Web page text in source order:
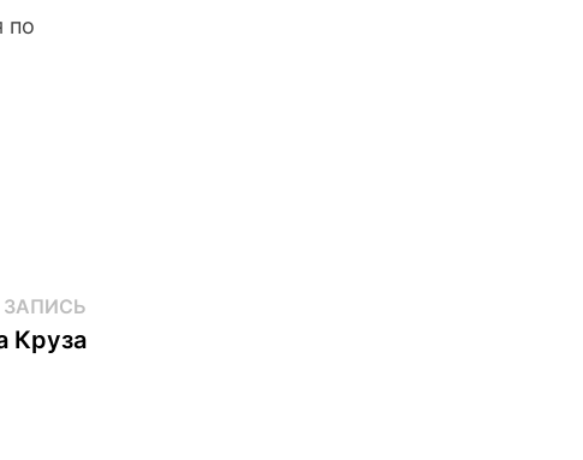
по
Следующая
запись:
Круза